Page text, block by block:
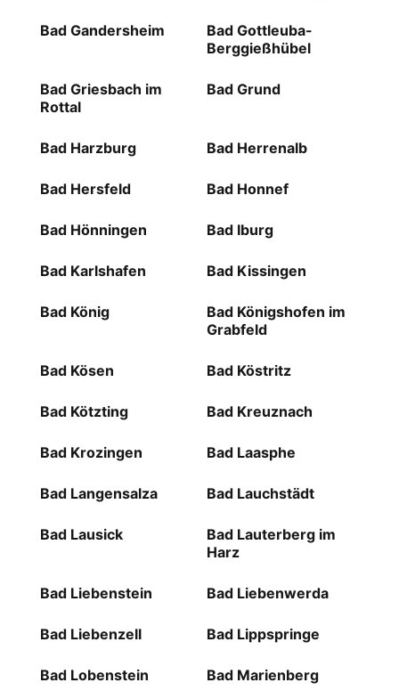
Bad Gandersheim
Bad Gottleuba-
Berggießhübel
Bad Griesbach im
Rottal
Bad Grund
Bad Harzburg Bad Herrenalb
Bad Hersfeld Bad Honnef
Bad Hönningen Bad Iburg
Bad Karlshafen Bad Kissingen
Bad König
Bad Königshofen im
Grabfeld
Bad Kösen Bad Köstritz
Bad Kötzting Bad Kreuznach
Bad Krozingen Bad Laasphe
Bad Langensalza Bad Lauchstädt
Bad Lausick
Bad Lauterberg im
Harz
Bad Liebenstein Bad Liebenwerda
Bad Liebenzell Bad Lippspringe
Bad Lobenstein Bad Marienberg